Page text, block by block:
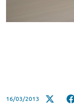
16/03/2013